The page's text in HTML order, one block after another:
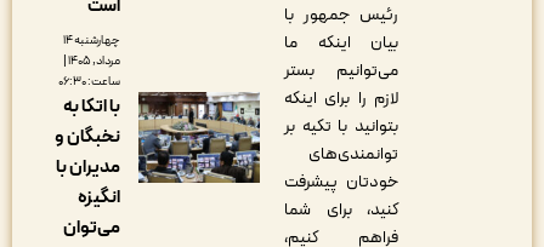
رئیس جمهور با
بیان اینکه ما
می‌توانیم بستر
لازم را برای اینکه
بتوانید با تکیه بر
توانمندی‌های
خودتان پیشرفت
کنید، برای شما
فراهم کنیم،
چهارشنبه ۱۴
مرداد, ۱۴۰۵ |
با اتکا به
نخبگان و
مدیران با
می‌توان